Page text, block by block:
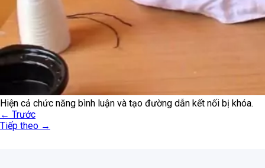
Hiện cả chức năng bình luận và tạo đường dẫn kết nối bị khóa.
← Trước
Tiếp theo →